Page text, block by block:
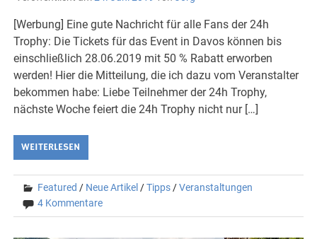
[Werbung] Eine gute Nachricht für alle Fans der 24h
Trophy: Die Tickets für das Event in Davos können bis
einschließlich 28.06.2019 mit 50 % Rabatt erworben
werden! Hier die Mitteilung, die ich dazu vom Veranstalter
bekommen habe: Liebe Teilnehmer der 24h Trophy,
nächste Woche feiert die 24h Trophy nicht nur […]
WEITERLESEN
Featured / Neue Artikel /Tipps /Veranstaltungen
4 Kommentare